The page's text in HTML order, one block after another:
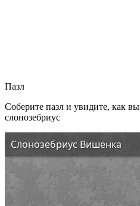
Пазл
Соберите пазл и увидите, как
слонозебриус